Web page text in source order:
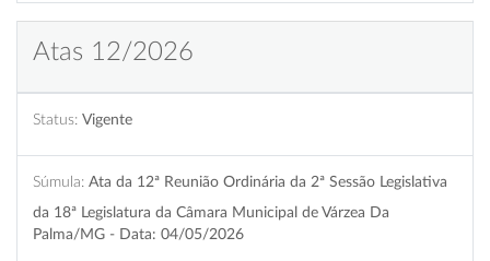
Atas 12/2026
Status: Vigente
Súmula: Ata da 12ª Reunião Ordinária da 2ª Sessão Legislativa
da 18ª Legislatura da Câmara Municipal de Várzea Da
Palma/MG - Data: 04/05/2026